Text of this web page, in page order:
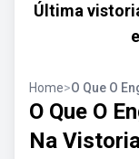
Última
Home>O Que O
O Que O
Na